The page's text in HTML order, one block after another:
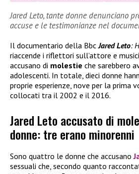
Jared Leto, tante donne denunciano
accuse e le testimonianze nel
Il documentario della BbcJared Leto:
riaccende i riflettori sull’attore e
accusano di molestie che sarebbero
adolescenti. In totale, dieci donne
proprie esperienze, nove per la prima
collocati tra il 2002 e il 2016.
Jared Leto accusato di
donne: tre erano minorenni
Sono quattro le donne che accusano
sessuali che, secondo quanto